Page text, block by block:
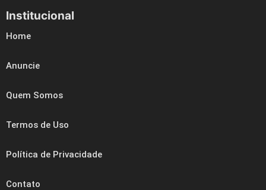
Institucional
Home
Anuncie
Quem Somos
Termos de Uso
Política de Privacidade
Contato